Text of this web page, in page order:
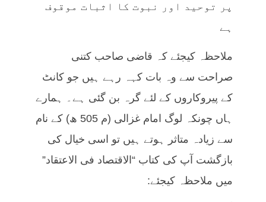
پر توحید اور نبوت کا اثبات موقوف
ہے
ملاحظہ کیجئے کہ قاضی صاحب کتنی
صراحت سے وہ بات کہہ رہے ہیں جو کانٹ
کے پیروکاروں کے لئے گرہ بن گئی ہے۔ ہمارے
ہاں چونکہ لوگ امام غزالی (م 505 ھ) کے نام
سے زیادہ متاثر ہوتے ہیں تو اسی خیال کی
بازگشت آپ کی کتاب “الاقتصاد فی الاعتقاد”
میں ملاحظہ کیجئے: